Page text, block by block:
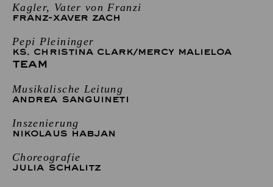
Kagler, Vater von Franzi
FRANZ-XAVER ZACH
Pepi Pleininger
KS. CHRISTINA CLARK/MERCY MALIELOA
TEAM
Musikalische Leitung
ANDREA SANGUINETI
Inszenierung
NIKOLAUS HABJAN
Choreografie
JULIA SCHALITZ